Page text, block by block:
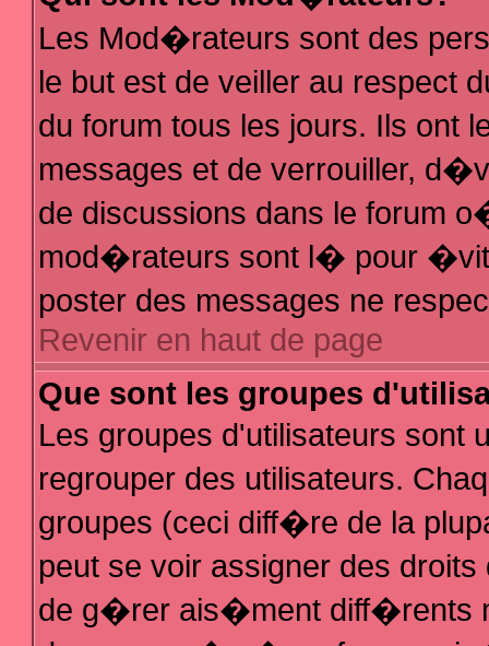
Les Mod�rateurs sont des
le but est de veiller au respect
du forum tous les jours. Ils ont
messages et de verrouiller,
de discussions dans le forum
mod�rateurs sont l� pour
poster des messages ne
Revenir en haut de page
Que sont les groupes
Les groupes d'utilisateurs sont
regrouper des utilisateurs.
groupes (ceci diff�re de la
peut se voir assigner des
de g�rer ais�ment diff�rents